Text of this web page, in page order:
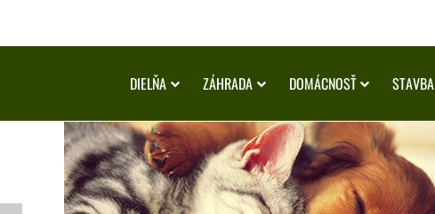
DIELŇA ZÁHRADA DOMÁCNOSŤ STAVBA